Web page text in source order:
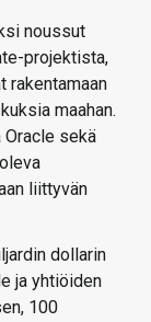
noussut
projektista,
maahan.
Oracle sekä
liittyvän
dollarin
ja yhtiöiden
100